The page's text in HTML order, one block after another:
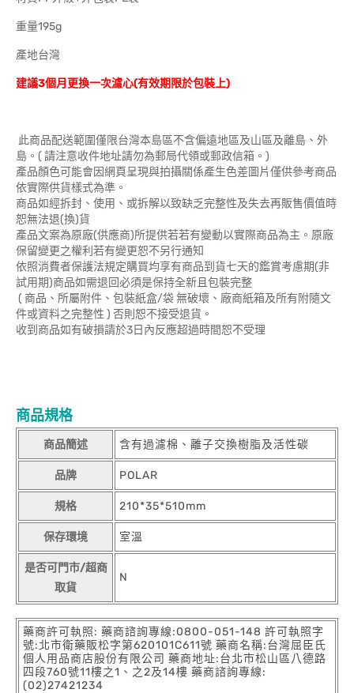
重量195g
產地台灣
建議3個月更換一次濾心(有效期限於包裝上)
此商品配送範圍僅限台灣本島區不含偏遠地區及山區及離島、外
島。( 請注意收件地址請勿為郵局代領或郵政信箱。)
產品顏色可能會因網頁呈現與拍攝關係產生色差圖片僅供參考商品
依實際供貨樣式為準。
商品如經拆封、使用、或拆解以致缺乏完整性及失去再販售價值時
恕無法退(換)貨
產品文案為原廠(供應商)所提供若若有變動以實際商品為主。原廠
保留變更之權利若有變更恕不另行通知
依照消費者保護法規定購買均享有商品到貨七天的鑑賞考慮期(非
試用期)商品如需退回必須是保持全新且包裝完整
( 商品、所屬附件、包裝紙盒/袋 無破壞、廠商紙箱及所有附隨文
件或資料之完整性 ) 否則恕不接受退貨。
收到商品如有破損請於3日內反應超過時間恕不受理
商品規格
商品簡述 含有過濾棉、離子交換樹脂及活性碳
品牌 POLAR
規格 210*35*510mm
保存環境 室溫
是否可門市/超商
取貨
N
藥商許可執照: 藥商諮詢專線:0800-051-148 許可執照字
號:北市衛藥販松字第620101C611號 藥商名稱:台灣屈臣氏
個人用品商店股份有限公司 藥商地址:台北市松山區八德路
四段760號11樓之1、之2及14樓 藥商諮詢專線:
(02)27421234